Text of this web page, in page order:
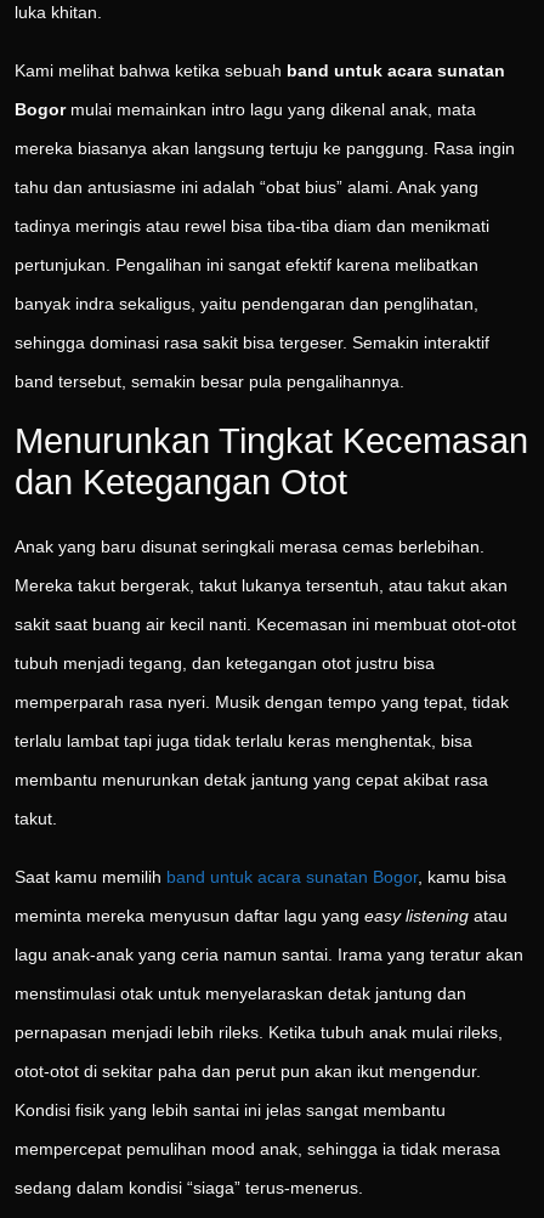
luka khitan.
Kami melihat bahwa ketika sebuah band untuk acara sunatan
Bogormulai memainkan intro lagu yang dikenal anak, mata
mereka biasanya akan langsung tertuju ke panggung. Rasa ingin
tahu dan antusiasme ini adalah “obat bius” alami. Anak yang
tadinya meringis atau rewel bisa tiba-tiba diam dan menikmati
pertunjukan. Pengalihan ini sangat efektif karena melibatkan
banyak indra sekaligus, yaitu pendengaran dan penglihatan,
sehingga dominasi rasa sakit bisa tergeser. Semakin interaktif
band tersebut, semakin besar pula pengalihannya.
Menurunkan Tingkat Kecemasan
dan Ketegangan Otot
Anak yang baru disunat seringkali merasa cemas berlebihan.
Mereka takut bergerak, takut lukanya tersentuh, atau takut akan
sakit saat buang air kecil nanti. Kecemasan ini membuat otot-otot
tubuh menjadi tegang, dan ketegangan otot justru bisa
memperparah rasa nyeri. Musik dengan tempo yang tepat, tidak
terlalu lambat tapi juga tidak terlalu keras menghentak, bisa
membantu menurunkan detak jantung yang cepat akibat rasa
takut.
Saat kamu memilih band untuk acara sunatan Bogor, kamu bisa
meminta mereka menyusun daftar lagu yang easy listening atau
lagu anak-anak yang ceria namun santai. Irama yang teratur akan
menstimulasi otak untuk menyelaraskan detak jantung dan
pernapasan menjadi lebih rileks. Ketika tubuh anak mulai rileks,
otot-otot di sekitar paha dan perut pun akan ikut mengendur.
Kondisi fisik yang lebih santai ini jelas sangat membantu
mempercepat pemulihan mood anak, sehingga ia tidak merasa
sedang dalam kondisi “siaga” terus-menerus.